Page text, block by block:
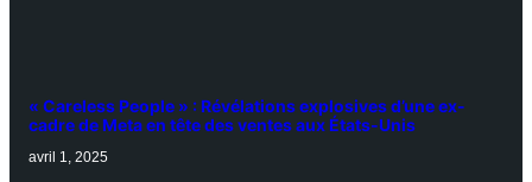
« Careless People » : Révélations explosives d’une ex-
cadre de Meta en tête des ventes aux États-Unis
avril 1, 2025